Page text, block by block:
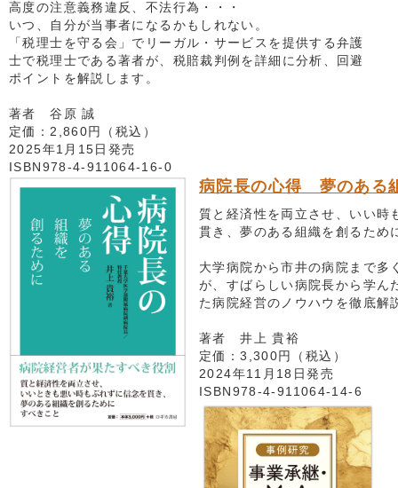
高度の注意義務違反、不法行為・・・
いつ、自分が当事者になるかもしれない。
「税理士を守る会」でリーガル・サービスを提供する弁護
士で税理士である著者が、税賠裁判例を詳細に分析、回避
ポイントを解説します。
著者 谷原 誠
定価：2,860円（税込）
2025年1月15日発売
ISBN978-4-911064-16-0
病院長の心得 夢のある
質と経済性を両立させ、いい時
貫き、夢のある組織を創るため
大学病院から市井の病院まで多
が、すばらしい病院長から学ん
た病院経営のノウハウを徹底解
著者 井上 貴裕
定価：3,300円（税込）
2024年11月18日発売
ISBN978-4-911064-14-6